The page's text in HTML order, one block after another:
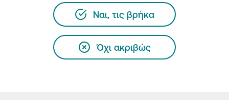
Ναι, τις βρήκα
Όχι ακριβώς